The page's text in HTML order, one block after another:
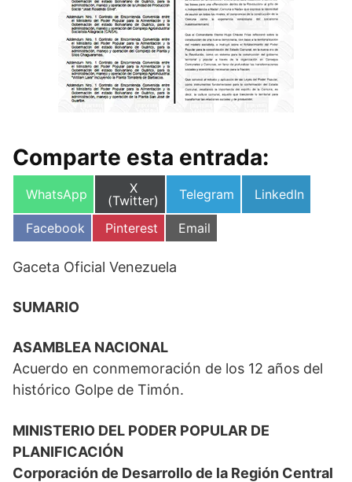
Comparte esta entrada:
Compartir
WhatsApp
Compartir
en
X
(Twitter)
Compartir
Telegram
Compartir
LinkedIn
Compartir
en
Facebook
Compartir
en
Pinterest
Compartir
en
Email
Gaceta Oficial Venezuela
SUMARIO
ASAMBLEA NACIONAL
Acuerdo en conmemoración de los 12 años del
histórico Golpe de Timón.
MINISTERIO DEL PODER POPULAR DE
PLANIFICACIÓN
Corporación de Desarrollo de la Región Central